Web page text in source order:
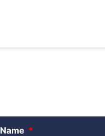
Name